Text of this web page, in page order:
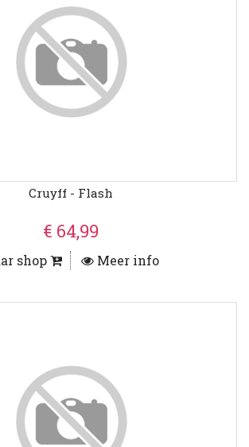
Cruyff - Flash
€ 64,99
shop Meer info